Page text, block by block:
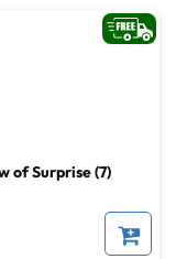
of Surprise (7)